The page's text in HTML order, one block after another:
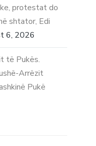
protestat do
shtator, Edi
6, 2026
të Pukës.
Arrëzit
Pukë